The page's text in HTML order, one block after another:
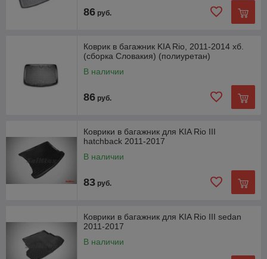
86 руб.
Коврик в багажник KIA Rio, 2011-2014 хб.
(сборка Словакия) (полиуретан)
В наличии
86 руб.
Коврики в багажник для KIA Rio III
hatchback 2011-2017
В наличии
83 руб.
Коврики в багажник для KIA Rio III sedan
2011-2017
В наличии